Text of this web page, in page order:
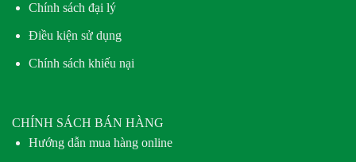
Chính sách đại lý
Điều kiện sử dụng
Chính sách khiếu nại
CHÍNH SÁCH BÁN HÀNG
Hướng dẫn mua hàng online